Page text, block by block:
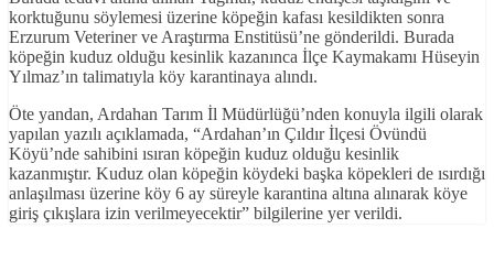
korktuğunu söylemesi üzerine köpeğin kafası kesildikten sonra
Erzurum Veteriner ve Araştırma Enstitüsü’ne gönderildi. Burada
köpeğin kuduz olduğu kesinlik kazanınca İlçe Kaymakamı Hüseyin
Yılmaz’ın talimatıyla köy karantinaya alındı.
Öte yandan, Ardahan Tarım İl Müdürlüğü’nden konuyla ilgili olarak
yapılan yazılı açıklamada, “Ardahan’ın Çıldır İlçesi Övündü
Köyü’nde sahibini ısıran köpeğin kuduz olduğu kesinlik
kazanmıştır. Kuduz olan köpeğin köydeki başka köpekleri de ısırdığı
anlaşılması üzerine köy 6 ay süreyle karantina altına alınarak köye
giriş çıkışlara izin verilmeyecektir” bilgilerine yer verildi.